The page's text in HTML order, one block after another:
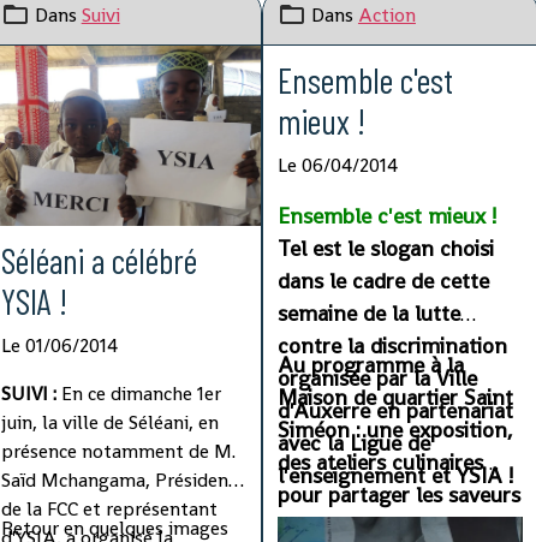
Dans Suivi
Séléani a célébré
YSIA !
Le 01/06/2014
SUIVI :En ce dimanche 1er
juin, la ville de Séléani, en
présence notamment de M.
Saïd Mchangama, Président
de la FCC et représentant
Retour en quelques images
Dans Action
Ensemble c'est
mieux !
Le 06/04/2014
Ensemble c'est mieux !
Tel est le slogan choisi
dans le cadre de cette
semaine de la lutte
contre la discrimination
organisée par la Ville
d'Auxerre en partenariat
avec la Ligue de
l'enseignement et YSIA !
Au programme à la
Maison de quartier Saint
Siméon : une exposition,
des ateliers culinaires
pour partager les saveurs
du monde, des